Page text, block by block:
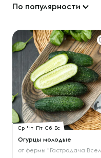
По популярности
Ср Чт Пт Сб Вс
Огурцы молодые
от фермы "Гастродача Вселуг"